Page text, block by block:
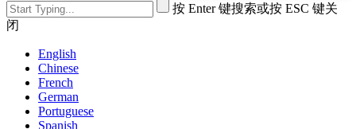
按 Enter 键搜索或按 ESC 键关
闭
English
Chinese
French
German
Portuguese
Spanish